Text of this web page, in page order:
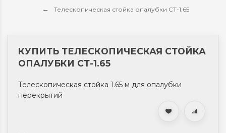
Телескопическая стойка опалубки СТ-1.65
КУПИТЬ ТЕЛЕСКОПИЧЕСКАЯ СТОЙКА
ОПАЛУБКИ СТ-1.65
Телескопическая стойка 1.65 м для опалубки
перекрытий